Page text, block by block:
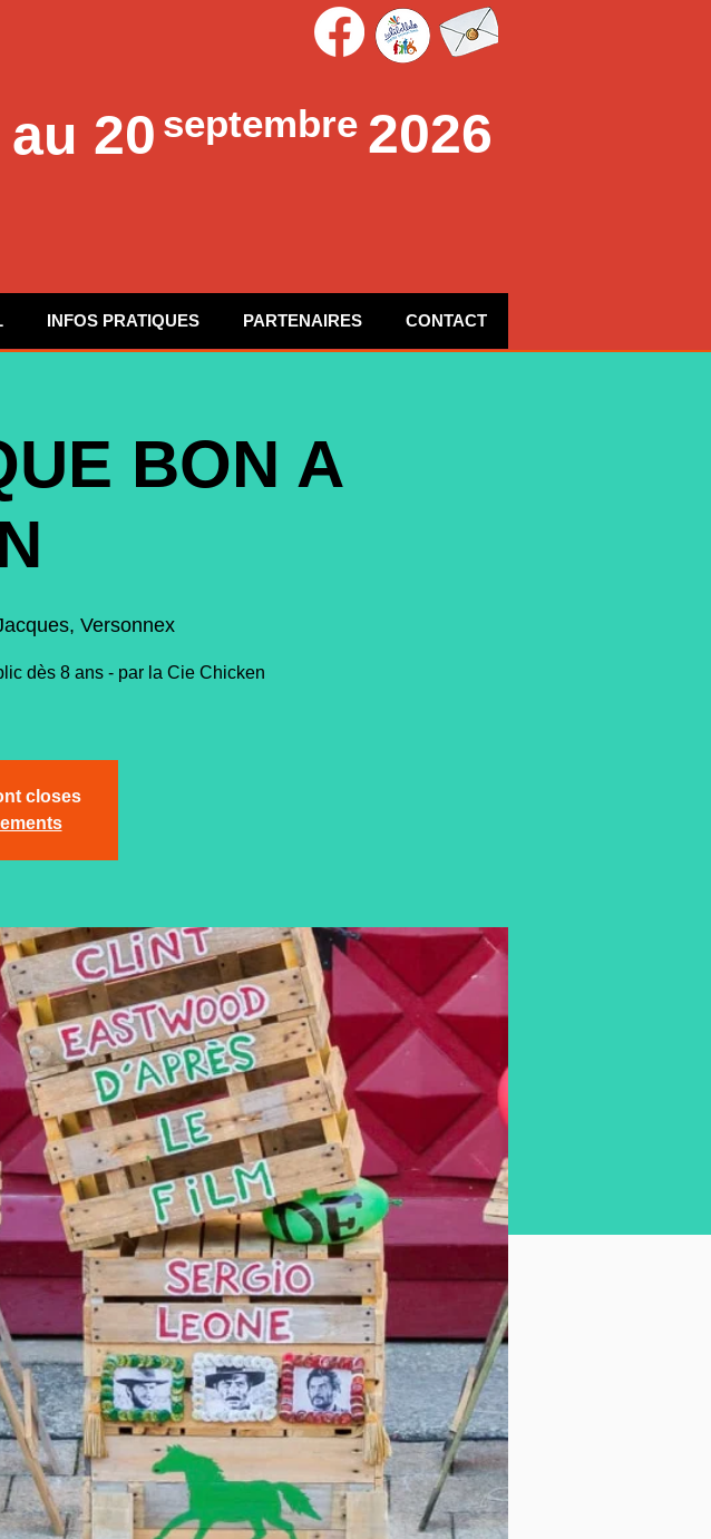
au 20 septembre2026
INFOS PRATIQUES PARTENAIRES CONTACT
BON A
Versonnex
dès 8 ans - par la Cie Chicken
closes